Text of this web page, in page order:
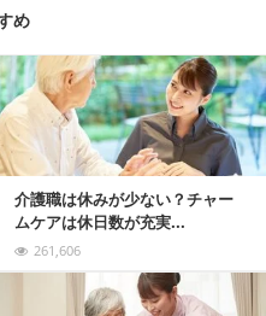
め
介護職は休みが少ない？チャー
ムケアは休日数が充実...
261,606